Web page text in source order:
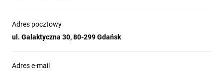
Adres pocztowy
ul. Galaktyczna 30, 80-299 Gdańsk
Adres e-mail